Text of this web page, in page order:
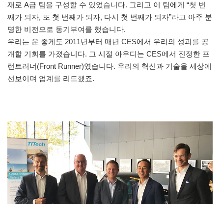
재로 A급 팀을 구성할 수 있었습니다. 그리고 이 팀에게 “첫 번
째가 되자, 또 첫 번째가 되자, 다시 첫 번째가 되자”라고 아주 분
명한 비전으로 동기부여를 했습니다.
우리는 운 좋게도 2011년부터 매년 CES에서 우리의 성과를 공
개할 기회를 가졌습니다. 그 시절 아우디는 CES에서 진정한 프
런트러너(Front Runner)였습니다. 우리의 혁신과 기술을 세상에
선보이며 업계를 리드했죠.